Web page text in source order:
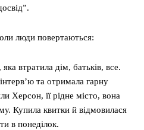
люди повертаються:
втратила дім, батьків, все.
та отримала гарну
Херсон, її рідне місто, вона
Купила квитки й відмовилася
в понеділок.